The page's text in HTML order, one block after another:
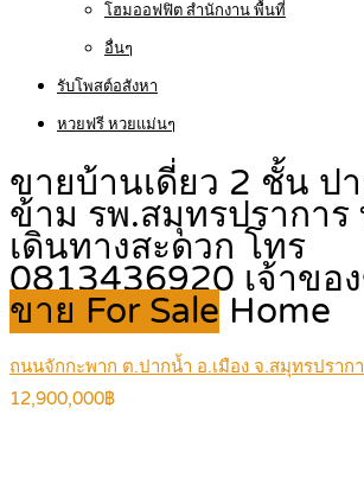
โฮมออฟฟิต สำนักงาน พื้นที่
อื่นๆ
รับโพสต์อสังหา
หวยฟรี หวยแม่นๆ
ขายบ้านเดี่ยว 2 ชั้น ป
ข้าม รพ.สมุทรปราการ
เดินทางสะดวก โทร
0813436920 เจ้าของ
ขาย For Sale Home
ถนนจักกะพาก ต.ปากน้ำ อ.เมือง จ.สมุทรปราก
12,900,000฿